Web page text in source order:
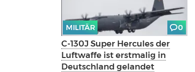
MILITÄR 0
C-130J Super Hercules der
Luftwaffe ist erstmalig in
Deutschland gelandet